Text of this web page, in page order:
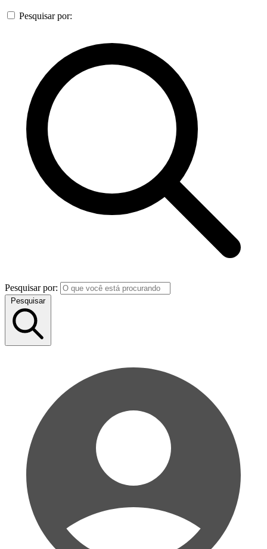
Pesquisar por:
Pesquisar por:
Pesquisar